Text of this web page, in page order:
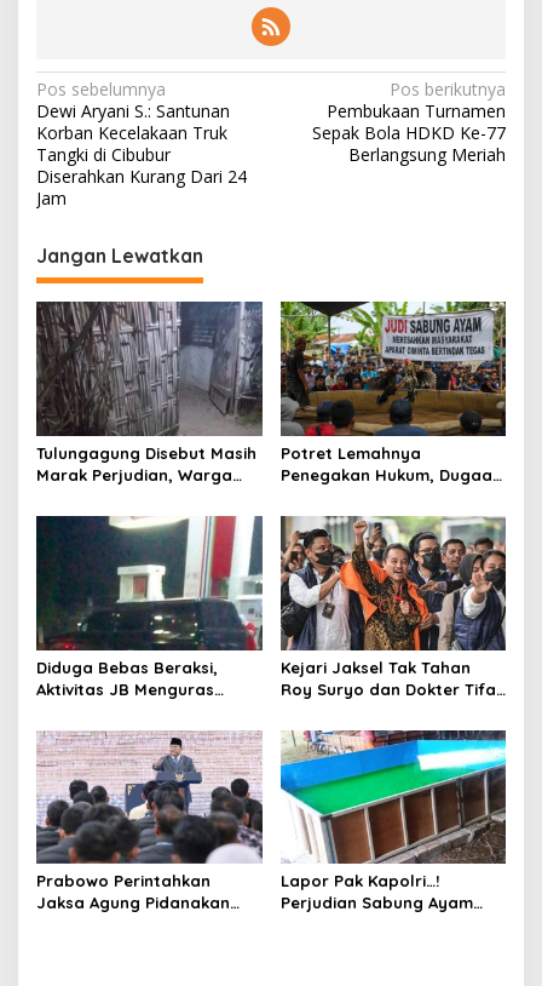
a
n
u
n
a
l
P
e
m
b
m
i
n
g
K
e
m
a
s
y
r
a
k
a
t
a
n
N
a
v
i
a
s
i
p
o
s
Pos sebelumnya
Dewi Aryani S.: Santunan
Korban Kecelakaan Truk
Tangki di Cibubur
Diserahkan Kurang Dari 24
Jam
Pos berikutnya
Pembukaan Turnamen
Sepak Bola HDKD Ke-77
Berlangsung Meriah
Jangan Lewatkan
Tulungagung Disebut Masih
Marak Perjudian, Warga
hingga Usut Dugaan Beking
Potret Lemahnya
Penegakan Hukum, Dugaan
Tulungagung Tuai Sorotan
Diduga Bebas Beraksi,
Aktivitas JB Menguras
Bojonegoro Jadi Sorotan
Warga
Kejari Jaksel Tak Tahan
Roy Suryo dan Dokter Tifa,
Keluarga dan Kepastian
Hukum
Prabowo Perintahkan
Jaksa Agung Pidanakan
Lapor Pak Kapolri…!
Perjudian Sabung Ayam